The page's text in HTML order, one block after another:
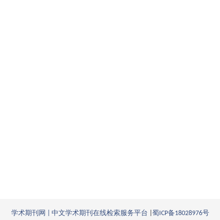
学术期刊网 | 中文学术期刊在线检索服务平台 蜀ICP备18028976号